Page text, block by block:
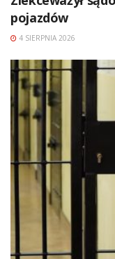
pojazdów
4 SIERPNIA 2026